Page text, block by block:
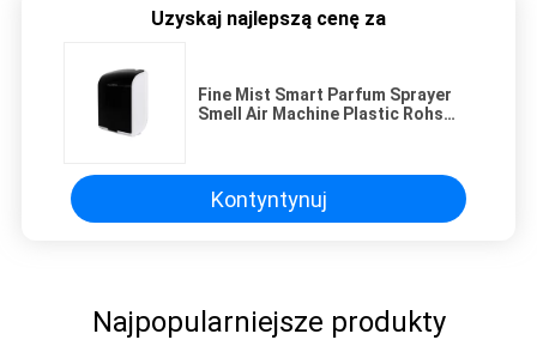
Uzyskaj najlepszą cenę za
Fine Mist Smart Parfum Sprayer
Smell Air Machine Plastic Rohs
Kontyntynuj
Najpopularniejsze produkty